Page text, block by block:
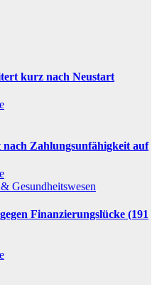
kurz nach Neustart
Zahlungsunfähigkeit auf
Gesundheitswesen
Finanzierungslücke (191